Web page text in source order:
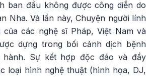
ban đầu không được công diễn do
Nha. Và lần này, Chuyện người lính
của các nghệ sĩ Pháp, Việt Nam và
dựng trong bối cảnh dịch bệnh
hành. Sự kết hợp độc đáo và đầy
loại hình nghệ thuật (hình họa, DJ,